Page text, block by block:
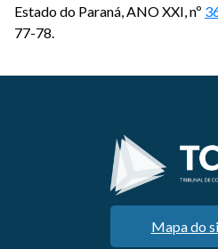
Estado do Paraná, ANO XXI, nº
77-78.
Mapa do